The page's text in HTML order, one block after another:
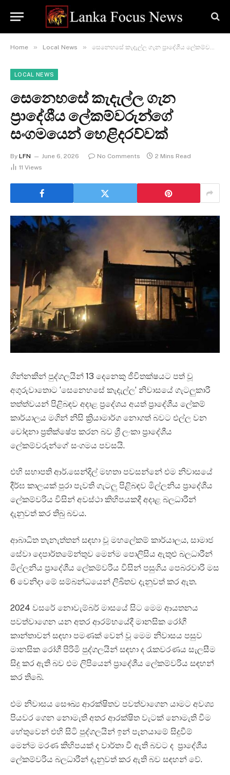
Home » Local News » සෙනෙහසේ කැදැල්ල ගැන ප්‍රාදේශීය ලේකම්වරුන්ගේ සංගමයෙන් හෙළිදරව්වක්
LOCAL NEWS
සෙනෙහසේ කැදැල්ල ගැන
ප්‍රාදේශීය ලේකම්වරුන්ගේ
සංගමයෙන් හෙළිදරව්වක්
By LFN June 6, 2026 No Comments
2 Mins Read
11 Views
ගින්නකින් පුද්ගලයින් 13 දෙනෙකු ජීවිතක්ෂයට පත් වූ
අගුරුවාතොට ‘සෙනෙහසේ කැදැල්ල’ නිවාසයේ ගැටලුකාරී
තත්ත්වයන් පිළිබඳව අදාළ ප්‍රදේශය අයත් ප්‍රාදේශීය ලේකම්
කාර්යාලය මගින් නිසි ක්‍රියාමාර්ග නොගත් බවට එල්ල වන
චෝදනා ප්‍රතික්ෂේප කරන බව ශ්‍රී ලංකා ප්‍රාදේශීය
ලේකම්වරුන්ගේ සංගමය පවසයි.
එහි සභාපති ආර්.සෙන්දිල් මහතා පවසන්නේ එම නිවාසයේ
දීර්ඝ කාලයක් පුරා පැවති ගැටලු පිළිබඳව මිල්ලනිය ප්‍රාදේශීය
ලේකම්වරිය විසින් අවස්ථා කිහිපයකදී අදාළ බලධාරීන්
දැනුවත් කර තිබු බවය.
ආබාධිත තැනැත්තන් සඳහා වූ මහලේකම් කාර්යාලය, සාමාජ
සේවා දෙපාර්තමේන්තුව මෙන්ම පොලිසිය ඇතුළු බලධාරීන්
මිල්ලනිය ප්‍රාදේශීය ලේකම්වරිය විසින් පසුගිය පෙබරවාරි මස
6 ‍වෙනිදා මේ සම්බන්ධයෙන් ලිඛිතව දැනුවත් කර ඇත.
2024 වසරේ නොවැම්බර් මාසයේ සිට මෙම ආයතනය
පවත්වාගෙන යන අතර ආරම්භයේදී මානසික රෝගී
කාන්තාවන් සඳහා පමණක් වෙන් වූ මෙම නිවාසය පසුව
මානසික රෝගී පිරිමි පුද්ගලයින් සඳහා ද රැකවරණය සැලසීම
සිදු කර ඇති බව එම ලිපියෙන් ප්‍රාදේශීය ලේකම්වරිය සඳහන්
කර තිබේ.
එම නිවාසය සෞඛ්‍ය ආරක්ෂිතව පවත්වාගෙන යාමට අවශ්‍ය
පියවර ගෙන නොමැති අතර ආරක්ෂිත වැටක් නොමැති වීම
හේතුවෙන් එහි සිටි පුද්ගලයින් ඉන් පැනයාමේ සිදුවීම්
මෙන්ම මරණ කිහිපයක් ද වාර්තා වී ඇති බවට ද ප්‍රාදේශීය
ලේකම්වරිය බලධාරීන් දැනුවත් කර ඇති බව සඳහන් වේ.